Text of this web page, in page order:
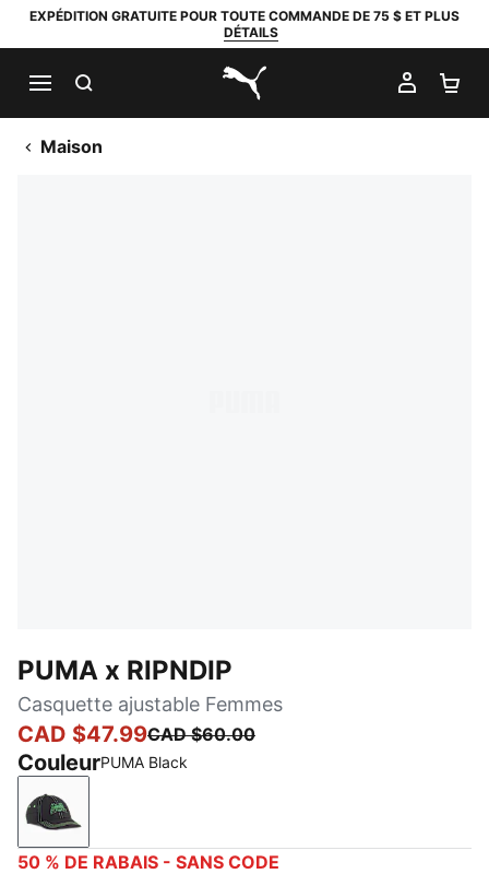
EXPÉDITION GRATUITE POUR TOUTE COMMANDE DE 75 $ ET PLUS
DÉTAILS
PUMA.com
MON
Maison
PUMA x RIPNDIP
Casquette ajustable Femmes
CAD $47.99CAD $60.00
CouleurPUMA Black
PUMA Black
50 % DE RABAIS - SANS CODE